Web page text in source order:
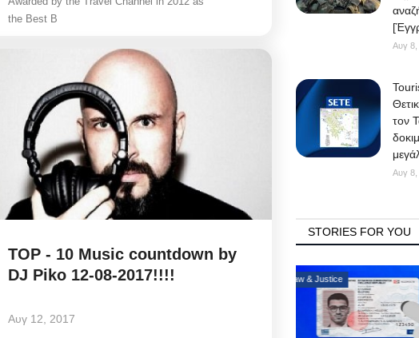
the Best B
TOP - 10 Music countdown by
DJ Piko 12-08-2017!!!!
Αυγ 12, 2017
Αυγ 8,
τον
Αυγ 8,
STORIES FOR YOU
Law & Justice Mykonos Δ.Ε.Υ.Α. Μυκόνου